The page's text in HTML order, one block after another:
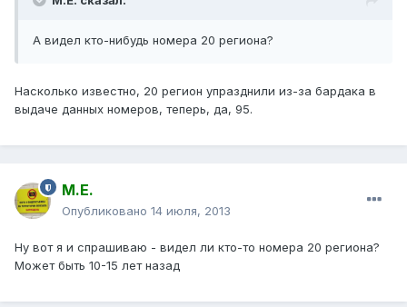
А видел кто-нибудь номера 20 региона?
Насколько известно, 20 регион упразднили из-за бардака в
выдаче данных номеров, теперь, да, 95.
М.Е.
Опубликовано 14 июля, 2013
Ну вот я и спрашиваю - видел ли кто-то номера 20 региона?
Может быть 10-15 лет назад